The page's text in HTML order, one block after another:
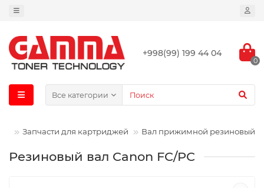
+998(99) 199 44 04
0
Все категории
Запчасти для картриджей Вал прижимной резиновый
Резиновый вал Canon FC/PC